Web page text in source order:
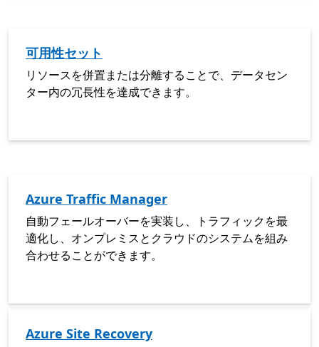
可用性セット
リソースを併置または分離することで、データセン
ター内の冗長性を達成できます。
Azure Traffic Manager
自動フェールオーバーを実装し、トラフィックを最
適化し、オンプレミスとクラウドのシステムを組み
合わせることができます。
Azure Site Recovery